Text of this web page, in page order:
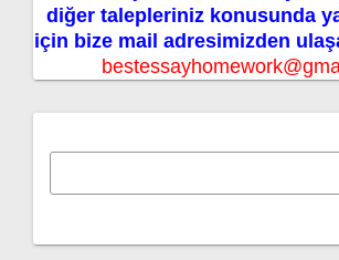
diğer talepleriniz konusunda
için bize mail adresimizden